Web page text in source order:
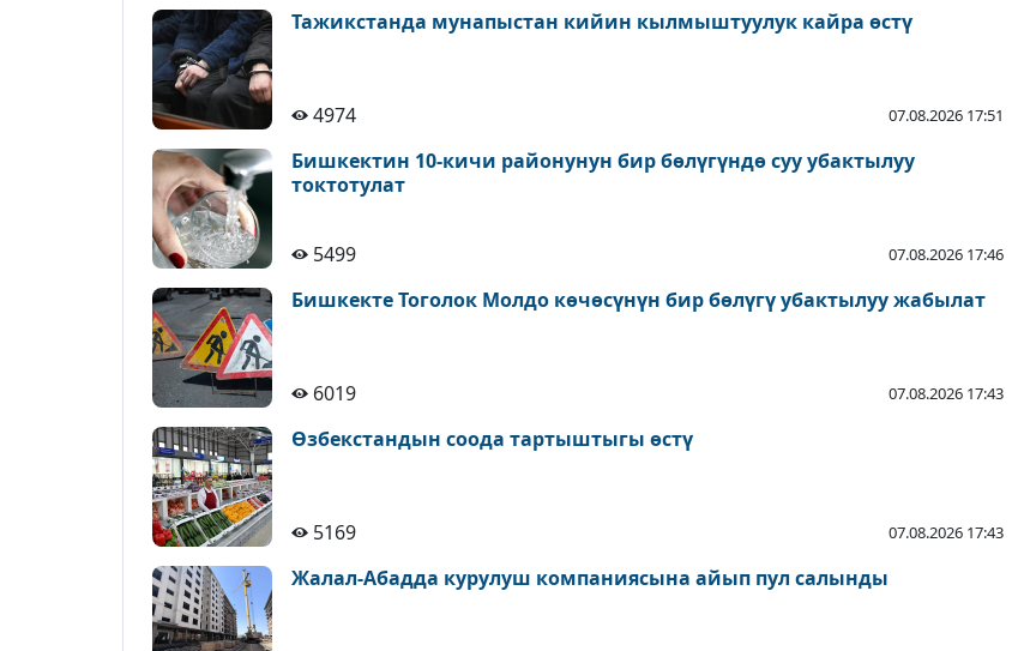
Тажикстанда мунапыстан кийин кылмыштуулук кайра өстү
4974 07.08.2026 17:51
Бишкектин 10-кичи районунун бир бөлүгүндө суу убактылуу
токтотулат
5499 07.08.2026 17:46
Бишкекте Тоголок Молдо көчөсүнүн бир бөлүгү убактылуу жабылат
6019 07.08.2026 17:43
Өзбекстандын соода тартыштыгы өстү
5169 07.08.2026 17:43
Жалал-Абадда курулуш компаниясына айып пул салынды